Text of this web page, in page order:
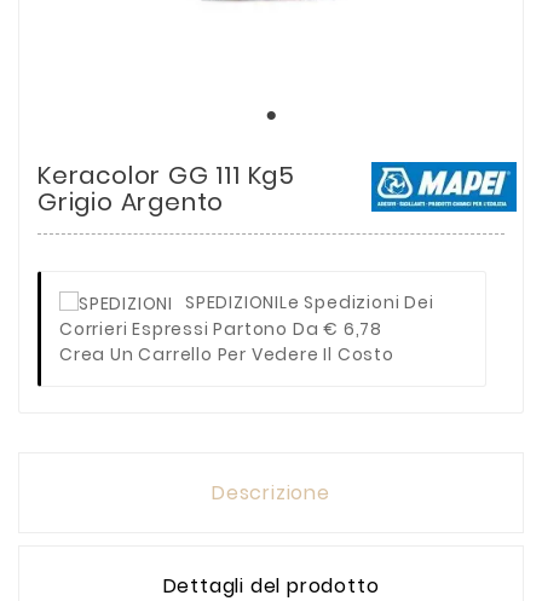
Keracolor GG 111 Kg5
Grigio Argento
SPEDIZIONILe Spedizioni Dei
Corrieri Espressi Partono Da € 6,78
Crea Un Carrello Per Vedere Il Costo
Descrizione
Dettagli del prodotto